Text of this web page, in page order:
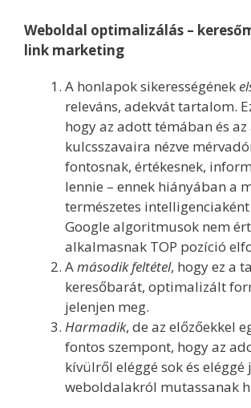
Weboldal optimalizálás –
link marketing
A honlapok sikerességének
releváns, adekvát tartalom.
hogy az adott témában és
kulcsszavaira nézve
fontosnak, értékesnek,
lennie – ennek hiányában a
természetes
Google algoritmusok nem
alkalmasnak TOP pozíció
Amásodik feltétel, hogy ez a
keresőbarát, optimalizált
jelenjen meg.
Harmadik, de az előzőekkel
fontos szempont, hogy az
kívülről eléggé sok és eléggé
weboldalakról mutassanak